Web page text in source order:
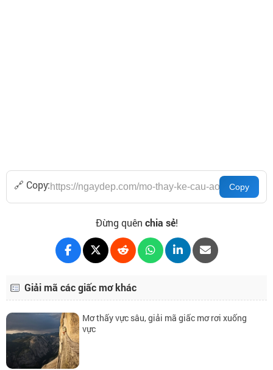
🔗 Copy:
Đừng quên chia sẻ!
Giải mã các giấc mơ khác
Mơ thấy vực sâu, giải mã giấc mơ rơi xuống
vực